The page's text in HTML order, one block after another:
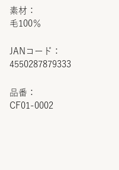
JANコード：
4550287879333
品番：
CF01-0002
素材：
毛100％